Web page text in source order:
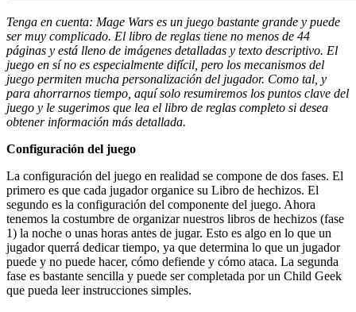
Tenga en cuenta: Mage Wars es un juego bastante grande y puede
ser muy complicado. El libro de reglas tiene no menos de 44
páginas y está lleno de imágenes detalladas y texto descriptivo. El
juego en sí no es especialmente difícil, pero los mecanismos del
juego permiten mucha personalización del jugador. Como tal, y
para ahorrarnos tiempo, aquí solo resumiremos los puntos clave del
juego y le sugerimos que lea el libro de reglas completo si desea
obtener información más detallada.
Configuración del juego
La configuración del juego en realidad se compone de dos fases. El
primero es que cada jugador organice su Libro de hechizos. El
segundo es la configuración del componente del juego. Ahora
tenemos la costumbre de organizar nuestros libros de hechizos (fase
1) la noche o unas horas antes de jugar. Esto es algo en lo que un
jugador querrá dedicar tiempo, ya que determina lo que un jugador
puede y no puede hacer, cómo defiende y cómo ataca. La segunda
fase es bastante sencilla y puede ser completada por un Child Geek
que pueda leer instrucciones simples.